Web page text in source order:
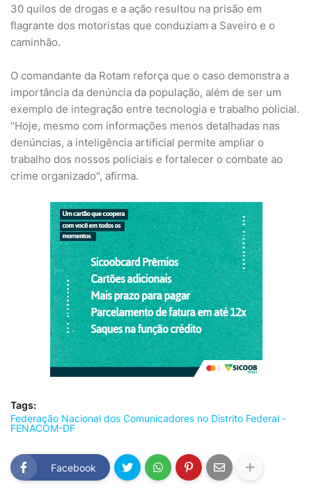
30 quilos de drogas e a ação resultou na prisão em
flagrante dos motoristas que conduziam a Saveiro e o
caminhão.
O comandante da Rotam reforça que o caso demonstra a
importância da denúncia da população, além de ser um
exemplo de integração entre tecnologia e trabalho policial.
"Hoje, mesmo com informações menos detalhadas nas
denúncias, a inteligência artificial permite ampliar o
trabalho dos nossos policiais e fortalecer o combate ao
crime organizado", afirma.
Tags:
Federação Nacional dos Comunicadores no Distrito Federal -
FENACOM-DF
Facebook